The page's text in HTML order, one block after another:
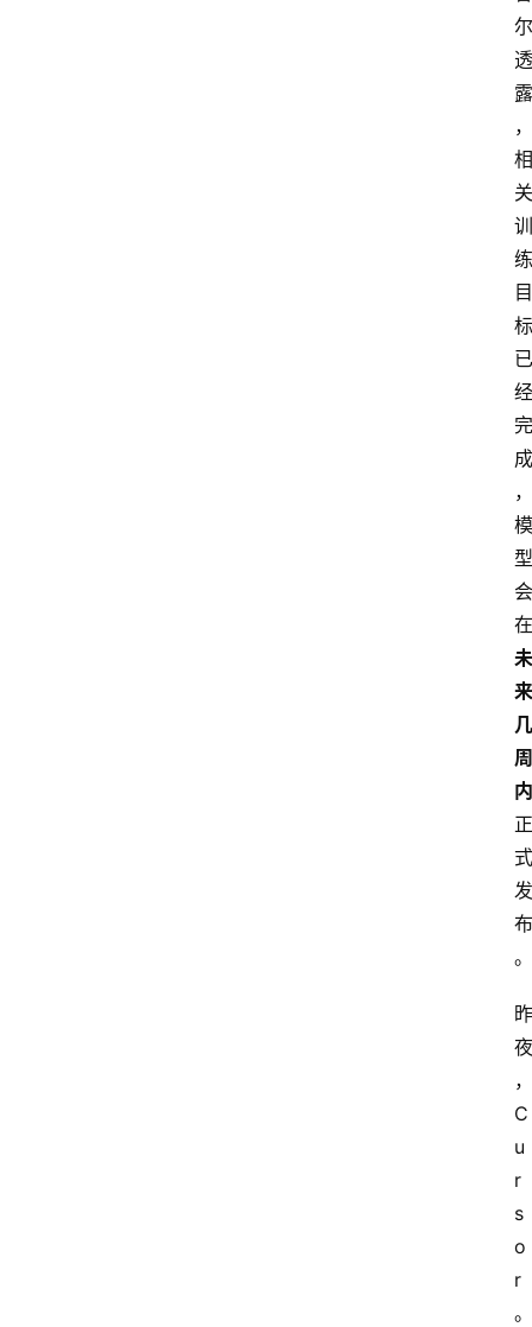
尔
透
露
，
相
关
训
练
目
标
已
经
完
成
，
模
型
会
在
未
来
几
周
内
正
式
发
布
。
昨
夜
，
C
u
r
s
o
r
。